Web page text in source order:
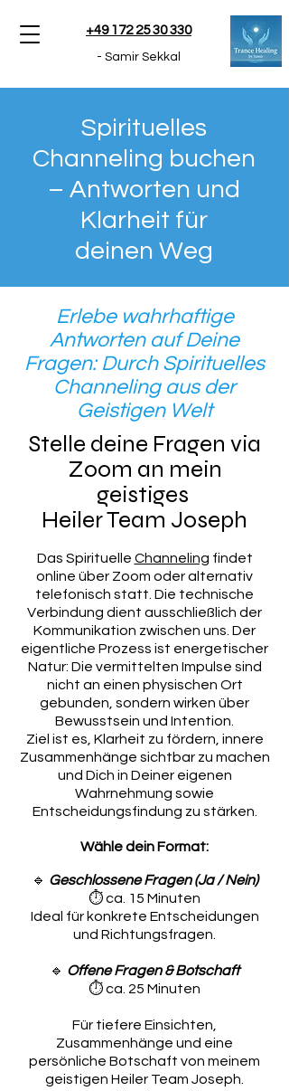
+49 172 25 30 330
- Samir Sekkal
Spirituelles
Channeling buchen
– Antworten und
Klarheit für
deinen Weg
Erlebe wahrhaftige
Antworten auf Deine
Fragen: Durch Spirituelles
Channeling aus der
Geistigen Welt
Stelle deine Fragen via
Zoom an mein
geistiges
Heiler Team Joseph
Das Spirituelle Channeling findet
online über Zoom oder alternativ
telefonisch statt. Die technische
Verbindung dient ausschließlich der
Kommunikation zwischen uns. Der
eigentliche Prozess ist energetischer
Natur: Die vermittelten Impulse sind
nicht an einen physischen Ort
gebunden, sondern wirken über
Bewusstsein und Intention.
Ziel ist es, Klarheit zu fördern, innere
Zusammenhänge sichtbar zu machen
und Dich in Deiner eigenen
Wahrnehmung sowie
Entscheidungsfindung zu stärken.
Wähle dein Format:
🔹 Geschlossene Fragen (Ja / Nein)
⏱ ca. 15 Minuten
Ideal für konkrete Entscheidungen
und Richtungsfragen.
🔹 Offene Fragen & Botschaft
⏱ ca. 25 Minuten
Für tiefere Einsichten,
Zusammenhänge und eine
persönliche Botschaft von meinem
geistigen Heiler Team Joseph.